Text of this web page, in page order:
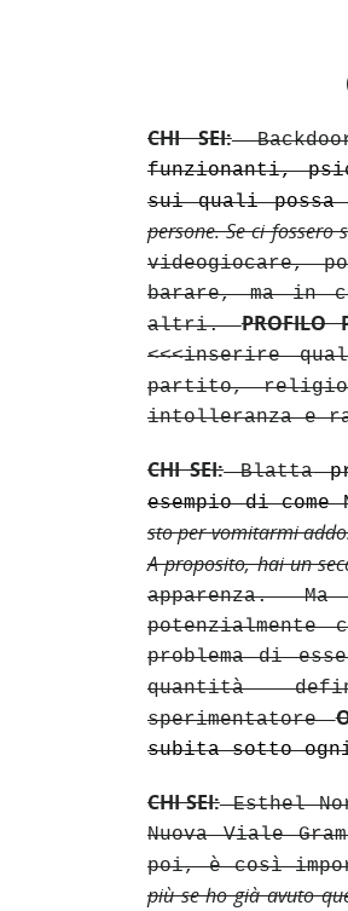
CHI SEI:
funzionanti,
sui quali
persone. Se ci
videogiocare,
barare, ma in
altri.PROFILO
<<<inserire
partito,
intolleranza e
CHI SEI:Blatta
esempio di come
sto per vomitarmi
A proposito, hai un
apparenza.
problema di
quantità
sperimentatore
subita sotto
CHI SEI:Esthel
Nuova Viale
poi, è così
più se ho già avuto